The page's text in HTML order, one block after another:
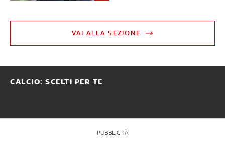
VAI ALLA SEZIONE
CALCIO: SCELTI PER TE
PUBBLICITÀ